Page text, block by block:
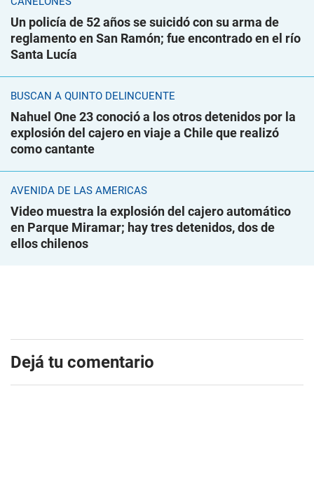
Un policía de 52 años se suicidó con su arma de
reglamento en San Ramón; fue encontrado en el río
Santa Lucía
BUSCAN A QUINTO DELINCUENTE
Nahuel One 23 conoció a los otros detenidos por la
explosión del cajero en viaje a Chile que realizó
como cantante
AVENIDA DE LAS AMÉRICAS
Video muestra la explosión del cajero automático
en Parque Miramar; hay tres detenidos, dos de
ellos chilenos
Dejá tu comentario